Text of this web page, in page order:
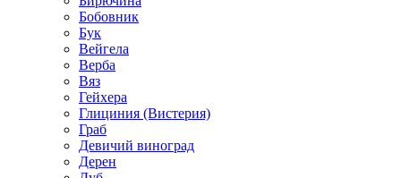
Бобовник
Бук
Вейгела
Верба
Вяз
Гейхера
Глициния (Вистерия)
Граб
Девичий виноград
Дерен